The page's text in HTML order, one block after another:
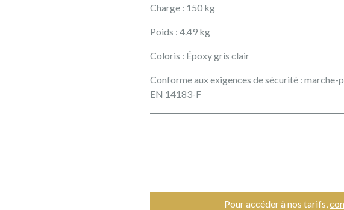
Charge : 150 kg
Poids : 4.49 kg
Coloris : Époxy gris clair
Conforme aux exigences de sécurité :
EN 14183-F
Pour accéder à nos tarifs,